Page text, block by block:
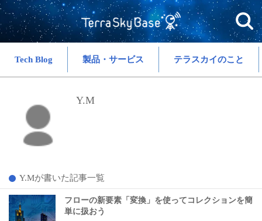
Tech Blog 製品・サービス テラスカイのこと
Y.M
Y.Mが書いた記事一覧
フローの新要素「変換」を使ってコレクションを簡
単に扱おう